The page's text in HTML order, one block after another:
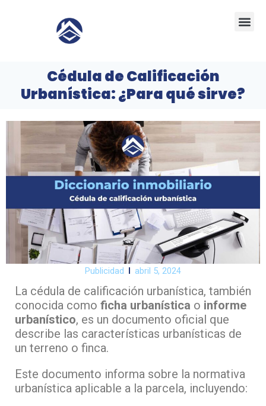
Cédula de Calificación
Urbanística: ¿Para qué sirve?
Publicidad abril 5, 2024
La cédula de calificación urbanística, también
conocida como ficha urbanística o informe
urbanístico, es un documento oficial que
describe las características urbanísticas de
un terreno o finca.
Este documento informa sobre la normativa
urbanística aplicable a la parcela, incluyendo: